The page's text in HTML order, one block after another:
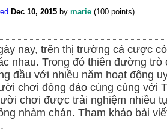
Dec 10, 2015 by marie (100 points)
nay, trên thị trường cá cược
nhau. Trong đó thiên đường
đầu với nhiều năm hoạt động
chơi đông đảo cùng cùng với
chơi được trải nghiệm nhiều
nhàm chán. Tham khảo bài